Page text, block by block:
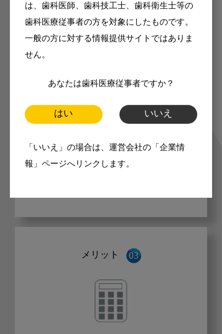
は、歯科医師、歯科技工士、歯科衛生士等の
歯科医療従事者の方を対象にしたものです。
一般の方に対する情報提供サイトではありま
せん。
あなたは歯科医療従事者ですか？
はい いいえ
「いいえ」の場合は、運営会社の「企業情
報」ページへリンクします。
歯科に関するお役立ち情報を
ご登録いただいた職種（歯科医師、歯
容のメールマガジンをお届けします。
メリット